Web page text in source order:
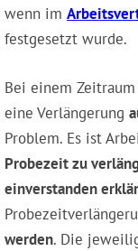
wenn im
festgesetzt wurde.
Bei einem
eine Verlängerung
Problem. Es ist
Probezeit zu
einverstanden
werden. Die